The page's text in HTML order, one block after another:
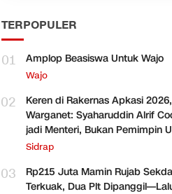
TERPOPULER
01 Amplop Beasiswa Untuk Wajo
Wajo
02
Keren di Rakernas Apkasi 2026,
Warganet: Syaharuddin Alrif
jadi Menteri, Bukan Pemimpin
Sidrap Saja
Sidrap
03
Rp215 Juta Mamin Rujab
Terkuak, Dua Plt